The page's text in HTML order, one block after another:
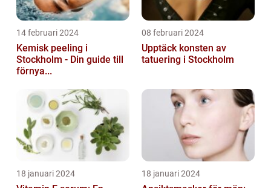
14 februari 2024
Kemisk peeling i
Stockholm - Din guide till
förnya...
08 februari 2024
Upptäck konsten av
tatuering i Stockholm
18 januari 2024 18 januari 2024